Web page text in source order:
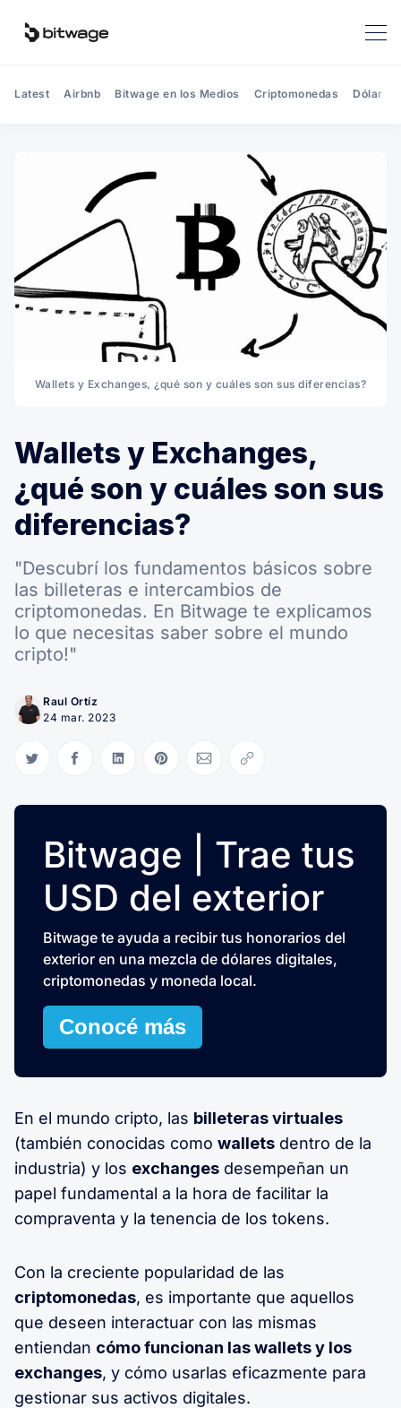
Latest Airbnb Bitwage en los Medios Criptomonedas Dólar
Wallets y Exchanges, ¿qué son y cuáles son sus diferencias?
Wallets y Exchanges,
¿qué son y cuáles son sus
diferencias?
"Descubrí los fundamentos básicos sobre
las billeteras e intercambios de
criptomonedas. En Bitwage te explicamos
lo que necesitas saber sobre el mundo
cripto!"
Raul Ortíz
24 mar. 2023
Compartir en Twitter
Compartir en Facebook
Compartir en LinkedIn
Compartir en Pinterest
Compartir via Email
Copiar link
Bitwage | Trae tus
USD del exterior
Bitwage te ayuda a recibir tus honorarios del
exterior en una mezcla de dólares digitales,
criptomonedas y moneda local.
Conocé más
En el mundo cripto, las billeteras virtuales
(también conocidas como wallets dentro de la
industria) y los exchanges desempeñan un
papel fundamental a la hora de facilitar la
compraventa y la tenencia de los tokens.
Con la creciente popularidad de las
criptomonedas, es importante que aquellos
que deseen interactuar con las mismas
entiendan cómo funcionan las wallets y los
exchanges, y cómo usarlas eficazmente para
gestionar sus activos digitales.